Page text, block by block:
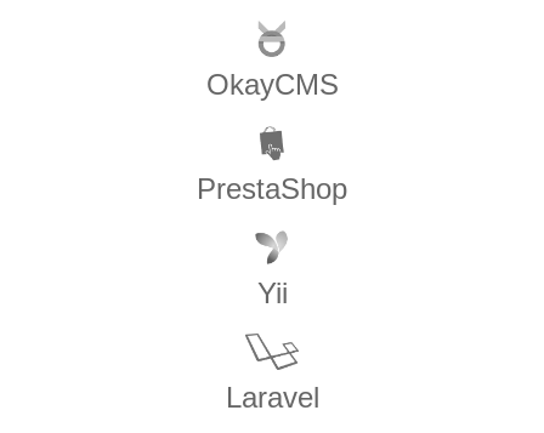
OkayCMS
PrestaShop
Yii
Laravel